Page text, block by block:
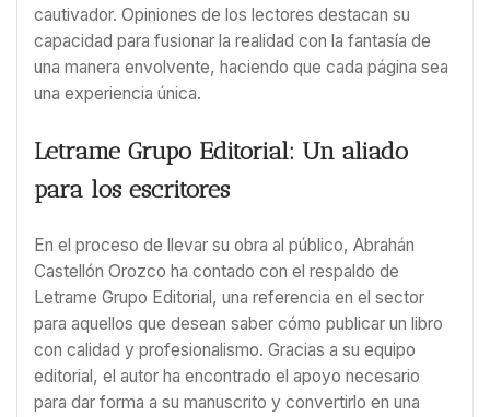
cautivador. Opiniones de los lectores destacan su
capacidad para fusionar la realidad con la fantasía de
una manera envolvente, haciendo que cada página sea
una experiencia única.
Letrame Grupo Editorial: Un aliado
para los escritores
En el proceso de llevar su obra al público, Abrahán
Castellón Orozco ha contado con el respaldo de
Letrame Grupo Editorial, una referencia en el sector
para aquellos que desean saber cómo publicar un libro
con calidad y profesionalismo. Gracias a su equipo
editorial, el autor ha encontrado el apoyo necesario
para dar forma a su manuscrito y convertirlo en una